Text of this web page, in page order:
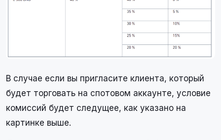
В случае если вы пригласите клиента, который
будет торговать на спотовом аккаунте, условие
комиссий будет следущее, как указано на
картинке выше.